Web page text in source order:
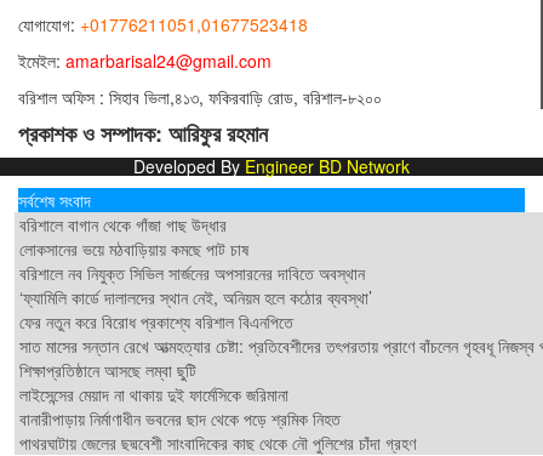
যোগাযোগ: +01776211051,01677523418
ইমেইল: amarbarisal24@gmail.com
বরিশাল অফিস : সিহাব ভিলা,৪১৩, ফকিরবাড়ি রোড, বরিশাল-৮২০০
প্রকাশক ও সম্পাদক: আরিফুর রহমান
Developed By Engineer BD Network
সর্বশেষ সংবাদ
বরিশালে বাগান থেকে গাঁজা গাছ উদ্ধার
লোকসানের ভয়ে মঠবাড়িয়ায় কমছে পাট চাষ
বরিশালে নব নিযুক্ত সিভিল সার্জনের অপসারনের দাবিতে অবস্থান
‘ফ্যামিলি কার্ডে দালালদের স্থান নেই, অনিয়ম হলে কঠোর ব্যবস্থা’
ফের নতুন করে বিরোধ প্রকাশ্যে বরিশাল বিএনপিতে
সাত মাসের সন্তান রেখে আত্মহত্যার চেষ্টা: প্রতিবেশীদের তৎপরতায় প্রাণে বাঁচলেন গৃহবধূ
শিক্ষাপ্রতিষ্ঠানে আসছে লম্বা ছুটি
লাইসেন্সের মেয়াদ না থাকায় দুই ফার্মেসিকে জরিমানা
বানারীপাড়ায় নির্মাণাধীন ভবনের ছাদ থেকে পড়ে শ্রমিক নিহত
পাথরঘাটায় জেলের ছদ্মবেশী সাংবাদিকের কাছ থেকে নৌ পুলিশের চাঁদা গ্রহণ